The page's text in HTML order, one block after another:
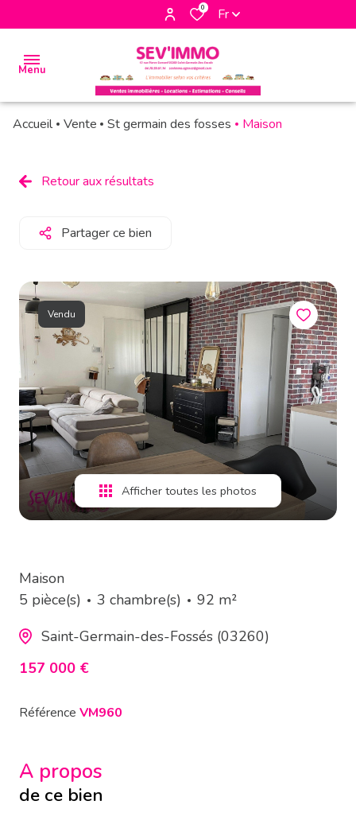
0 Fr
Menu
biens
à la
location
vendus
estimation
alerte
e-
mail
contact
Accueil Vente St germain des fosses Maison
Retour aux résultats
Partager ce bien
Vendu
Afficher toutes les photos
Maison
5 pièce(s)
3 chambre(s)
92 m²
Saint-Germain-des-Fossés (03260)
157 000 €
Référence VM960
A propos
de ce bien